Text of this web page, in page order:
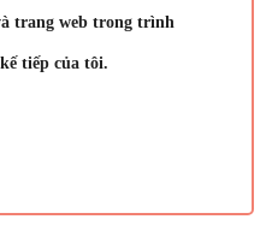
trang web trong trình
tiếp của tôi.